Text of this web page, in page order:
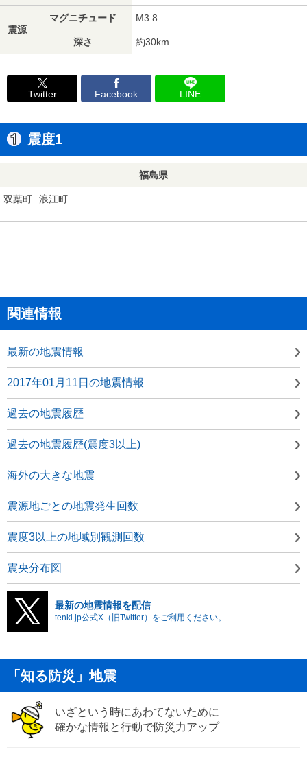
震源
マグニチュード M3.8
深さ 約30km
Twitter Facebook LINE
震度1
福島県
双葉町 浪江町
関連情報
最新の地震情報
2017年01月11日の地震情報
過去の地震履歴
過去の地震履歴(震度3以上)
海外の大きな地震
震源地ごとの地震発生回数
震度3以上の地域別観測回数
震央分布図
最新の地震情報を配信
tenki.jp公式X（旧Twitter）をご利用ください。
「知る防災」地震
いざという時にあわてないために
確かな情報と行動で防災力アップ